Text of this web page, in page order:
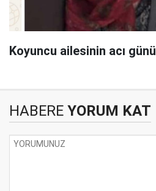
Koyuncu ailesinin acı günü
HABERE YORUM KAT